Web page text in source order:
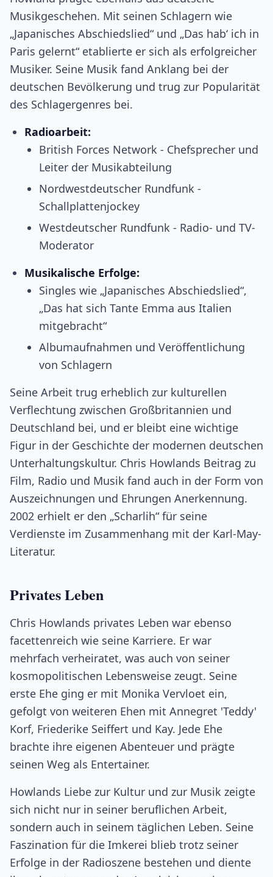
Musikgeschehen. Mit seinen Schlagern wie
„Japanisches Abschiedslied“ und „Das hab‘ ich in
Paris gelernt“ etablierte er sich als erfolgreicher
Musiker. Seine Musik fand Anklang bei der
deutschen Bevölkerung und trug zur Popularität
des Schlagergenres bei.
Radioarbeit:
British Forces Network - Chefsprecher und
Leiter der Musikabteilung
Nordwestdeutscher Rundfunk -
Schallplattenjockey
Westdeutscher Rundfunk - Radio- und TV-
Moderator
Musikalische Erfolge:
Singles wie „Japanisches Abschiedslied“,
„Das hat sich Tante Emma aus Italien
mitgebracht“
Albumaufnahmen und Veröffentlichung
von Schlagern
Seine Arbeit trug erheblich zur kulturellen
Verflechtung zwischen Großbritannien und
Deutschland bei, und er bleibt eine wichtige
Figur in der Geschichte der modernen deutschen
Unterhaltungskultur. Chris Howlands Beitrag zu
Film, Radio und Musik fand auch in der Form von
Auszeichnungen und Ehrungen Anerkennung.
2002 erhielt er den „Scharlih“ für seine
Verdienste im Zusammenhang mit der Karl-May-
Literatur.
Privates Leben
Chris Howlands privates Leben war ebenso
facettenreich wie seine Karriere. Er war
mehrfach verheiratet, was auch von seiner
kosmopolitischen Lebensweise zeugt. Seine
erste Ehe ging er mit Monika Vervloet ein,
gefolgt von weiteren Ehen mit Annegret 'Teddy'
Korf, Friederike Seiffert und Kay. Jede Ehe
brachte ihre eigenen Abenteuer und prägte
seinen Weg als Entertainer.
Howlands Liebe zur Kultur und zur Musik zeigte
sich nicht nur in seiner beruflichen Arbeit,
sondern auch in seinem täglichen Leben. Seine
Faszination für die Imkerei blieb trotz seiner
Erfolge in der Radioszene bestehen und diente